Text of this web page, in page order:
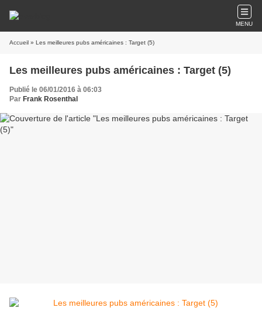
MENU
Accueil » Les meilleures pubs américaines : Target (5)
Les meilleures pubs américaines : Target (5)
Publié le 06/01/2016 à 06:03
Par Frank Rosenthal